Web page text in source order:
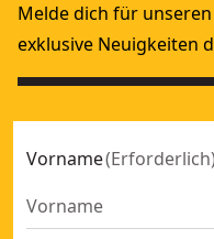
Melde dich für
exklusive Neuigkeiten
Vorname(Erforderlich)